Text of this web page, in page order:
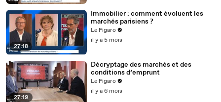
27:18
Immobilier : comment évoluent les
marchés parisiens ?
Le Figaro
il y a 5 mois
27:19
Décryptage des marchés et des
conditions d’emprunt
Le Figaro
il y a 6 mois